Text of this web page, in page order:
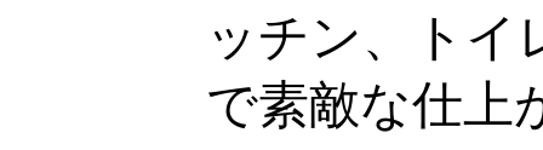
ッチン、トイ
で素敵な仕上